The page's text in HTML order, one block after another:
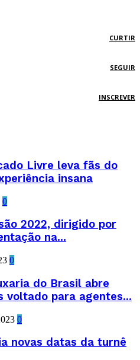
CURTIR
SEGUIR
INSCREVER
Livre leva fãs do
insana
0
2022, dirigido por
na...
0
do Brasil abre
voltado para agentes...
0
novas datas da turnê